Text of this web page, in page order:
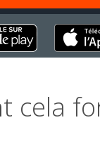
cela